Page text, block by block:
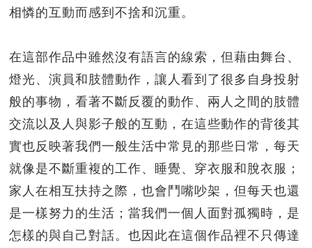
相憐的互動而感到不捨和沉重。
在這部作品中雖然沒有語言的線索，但藉由舞台、
燈光、演員和肢體動作，讓人看到了很多自身投射
般的事物，看著不斷反覆的動作、兩人之間的肢體
交流以及人與影子般的互動，在這些動作的背後其
實也反映著我們一般生活中常見的那些日常，每天
就像是不斷重複的工作、睡覺、穿衣服和脫衣服；
家人在相互扶持之際，也會鬥嘴吵架，但每天也還
是一樣努力的生活；當我們一個人面對孤獨時，是
怎樣的與自己對話。也因此在這個作品裡不只傳達